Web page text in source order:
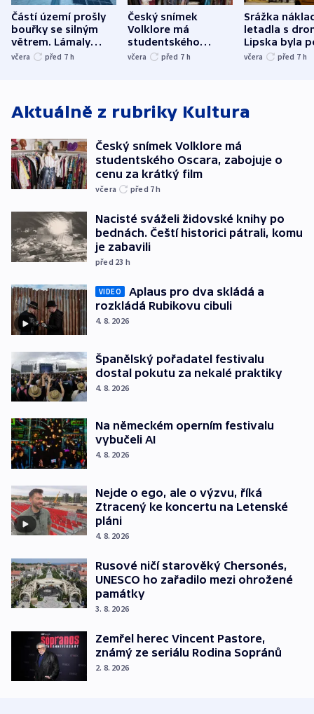
Částí území prošly
bouřky se silným
větrem. Lámaly
stromy a poničily
včera před 7 h
Český snímek
Volklore má
studentského
Oscara, zabojuje o
včera před 7 h
Srážka
letadla s
Lipska byla
německého
včera před 7 h
Aktuálně z rubriky Kultura
Český snímek Volklore má
studentského Oscara, zabojuje o
cenu za krátký film
včera před 7h
Nacisté sváželi židovské knihy po
bednách. Čeští historici pátrali, komu
je zabavili
před 23 h
VIDEO
Aplaus pro dva skládá a
rozkládá Rubikovu cibuli
4. 8. 2026
Španělský pořadatel festivalu
dostal pokutu za nekalé praktiky
4. 8. 2026
Na německém operním festivalu
vybučeli AI
4. 8. 2026
Nejde o ego, ale o výzvu, říká
Ztracený ke koncertu na Letenské
pláni
4. 8. 2026
Rusové ničí starověký Chersonés,
UNESCO ho zařadilo mezi ohrožené
památky
3. 8. 2026
Zemřel herec Vincent Pastore,
známý ze seriálu Rodina Sopránů
2. 8. 2026